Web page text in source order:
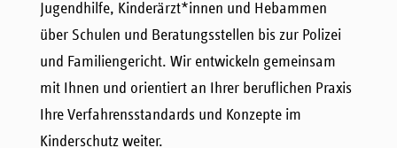
Jugendhilfe, Kinderärzt*innen und Hebammen
über Schulen und Beratungsstellen bis zur Polizei
und Familiengericht. Wir entwickeln gemeinsam
mit Ihnen und orientiert an Ihrer beruflichen Praxis
Ihre Verfahrensstandards und Konzepte im
Kinderschutz weiter.